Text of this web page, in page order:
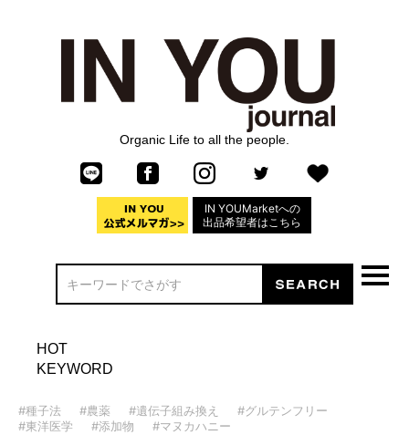
Organic Life to all the people.
IN YOUMarketへの
出品希望者はこちら
HOT
KEYWORD
#種子法 #農薬 #遺伝子組み換え
#グルテンフリー
#東洋医学
#添加物 #マヌカハニー